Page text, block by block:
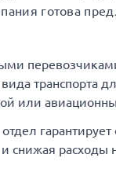
готова
транспорта
или
снижая расходы